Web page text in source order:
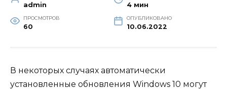
admin 4 мин
ПРОСМОТРОВ
60
ОПУБЛИКОВАНО
10.06.2022
В некоторых случаях автоматически
установленные обновления Windows 10 могут